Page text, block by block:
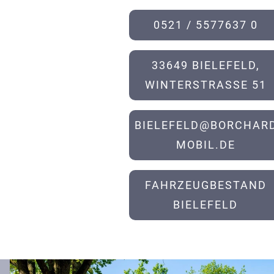
0521 / 5577637 0
33649 BIELEFELD,
WINTERSTRASSE 51
MOBIL.DE
FAHRZEUGBESTAND
BIELEFELD